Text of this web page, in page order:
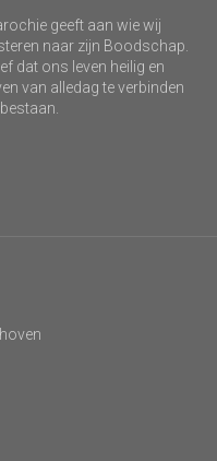
geeft aan wie wij
naar zijn Boodschap.
dat ons leven heilig en
van alledag te verbinden